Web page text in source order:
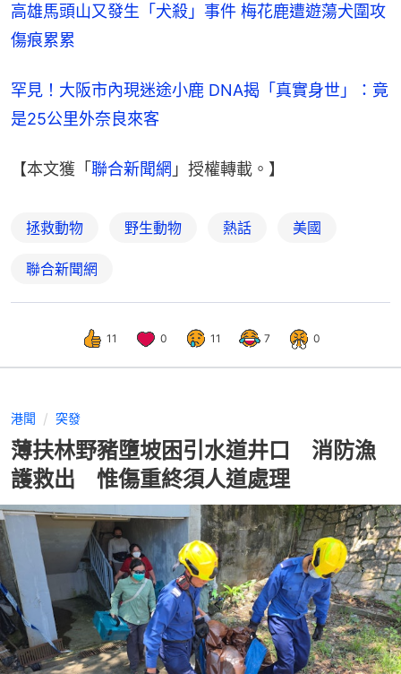
高雄馬頭山又發生「犬殺」事件 梅花鹿遭遊蕩犬圍攻
傷痕累累
罕見！大阪市內現迷途小鹿 DNA揭「真實身世」：竟
是25公里外奈良來客
【本文獲「聯合新聞網 」授權轉載。】
拯救動物 野生動物 熱話 美國
聯合新聞網
11 0 11 7 0
港聞 突發
薄扶林野豬墮坡困引水道井口 消防漁
護救出 惟傷重終須人道處理